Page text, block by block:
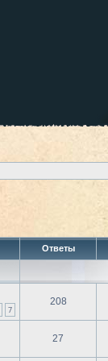
Ответы
7
208
27